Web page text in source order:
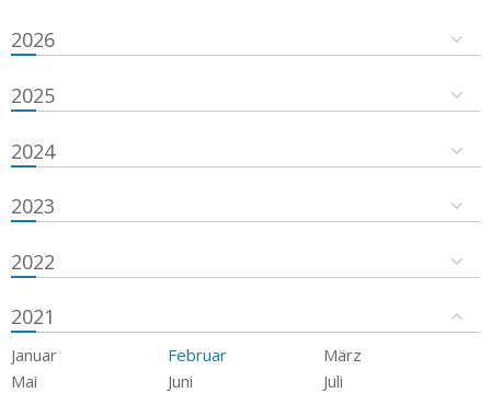
2026
2025
2024
2023
2022
2021
Januar Februar
März
Mai
Juni
Juli